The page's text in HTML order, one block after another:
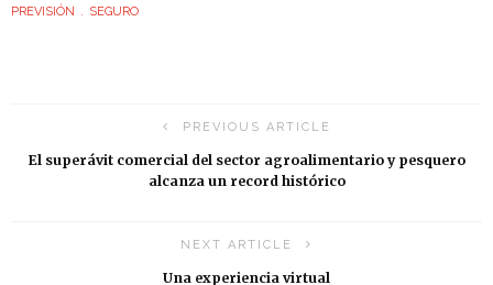
PREVISIÓN
SEGURO
PREVIOUS ARTICLE
El superávit comercial del sector agroalimentario y pesquero
alcanza un record histórico
NEXT ARTICLE
Una experiencia virtual